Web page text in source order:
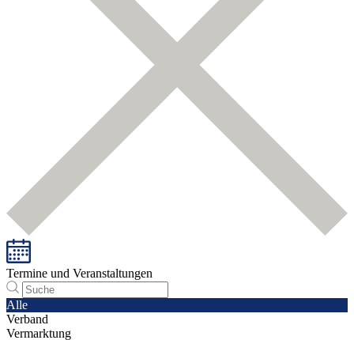
Termine und Veranstaltungen
Alle
Verband
Vermarktung